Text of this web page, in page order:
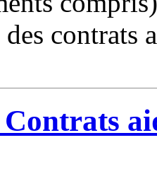
contrats